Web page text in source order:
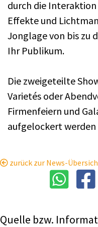
durch die
Effekte und
Jonglage von bis zu
Ihr Publikum.
Die zweigeteilte
Varietés oder
Firmenfeiern und
aufgelockert
zurück zur News-
Quelle bzw.